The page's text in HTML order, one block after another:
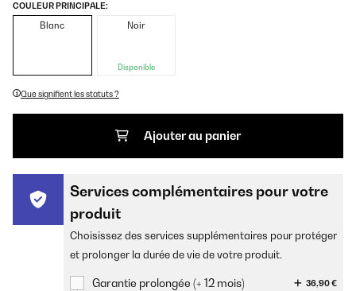
COULEUR PRINCIPALE:
Blanc Noir
Disponible
Que signifient les statuts ?
Ajouter au panier
Services complémentaires pour votre
produit
Choisissez des services supplémentaires pour protéger
et prolonger la durée de vie de votre produit.
Garantie prolongée (+ 12 mois)
36,90 €